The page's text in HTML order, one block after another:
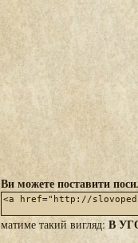
Ви можете поставити
матиме такий вигляд: В